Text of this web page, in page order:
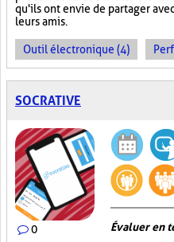
qu'ils ont envie de partager
leurs amis.
Outil électronique (4)
SOCRATIVE
0 Évaluer en